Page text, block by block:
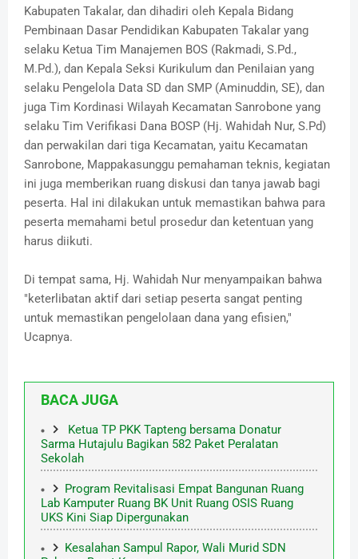
Kabupaten Takalar, dan dihadiri oleh Kepala Bidang
Pembinaan Dasar Pendidikan Kabupaten Takalar yang
selaku Ketua Tim Manajemen BOS (Rakmadi, S.Pd.,
M.Pd.), dan Kepala Seksi Kurikulum dan Penilaian yang
selaku Pengelola Data SD dan SMP (Aminuddin, SE), dan
juga Tim Kordinasi Wilayah Kecamatan Sanrobone yang
selaku Tim Verifikasi Dana BOSP (Hj. Wahidah Nur, S.Pd)
dan perwakilan dari tiga Kecamatan, yaitu Kecamatan
Sanrobone, Mappakasunggu pemahaman teknis, kegiatan
ini juga memberikan ruang diskusi dan tanya jawab bagi
peserta. Hal ini dilakukan untuk memastikan bahwa para
peserta memahami betul prosedur dan ketentuan yang
harus diikuti.
Di tempat sama, Hj. Wahidah Nur menyampaikan bahwa
"keterlibatan aktif dari setiap peserta sangat penting
untuk memastikan pengelolaan dana yang efisien,"
Ucapnya.
BACA JUGA
Ketua TP PKK Tapteng bersama Donatur
Sarma Hutajulu Bagikan 582 Paket Peralatan
Sekolah
Program Revitalisasi Empat Bangunan Ruang
Lab Kamputer Ruang BK Unit Ruang OSIS Ruang
UKS Kini Siap Dipergunakan
Kesalahan Sampul Rapor, Wali Murid SDN